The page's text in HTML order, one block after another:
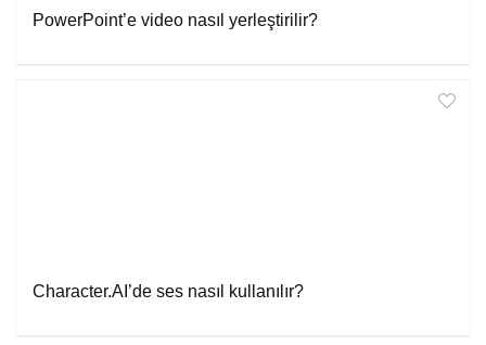
PowerPoint’e video nasıl yerleştirilir?
Character.AI’de ses nasıl kullanılır?